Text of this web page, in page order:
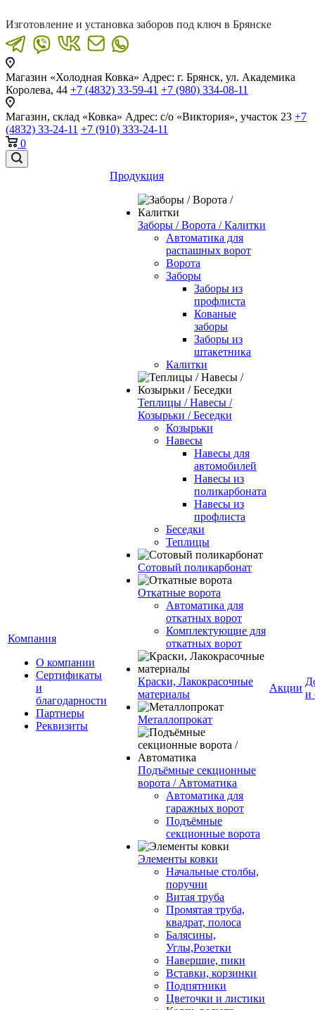
Изготовление и установка заборов под ключ в Брянске
Магазин «Холодная Ковка» Адрес: г. Брянск, ул. Академика
Королева, 44 +7 (4832) 33-59-41 +7 (980) 334-08-11
Магазин, склад «Ковка» Адрес: с/о «Виктория», участок 23 +7
(4832) 33-24-11 +7 (910) 333-24-11
0
Компания
О компании
Сертификаты
и
благодарности
Партнеры
Реквизиты
Продукция
Заборы / Ворота / Калитки
Автоматика для
распашных ворот
Ворота
Заборы
Заборы из
профлиста
Кованые
заборы
Заборы из
штакетника
Калитки
Теплицы / Навесы /
Козырьки / Беседки
Козырьки
Навесы
Навесы для
автомобилей
Навесы из
поликарбоната
Навесы из
профлиста
Беседки
Теплицы
Сотовый поликарбонат
Откатные ворота
Автоматика для
откатных ворот
Комплектующие для
откатных ворот
Краски, Лакокрасочные
материалы
Металлопрокат
Подъёмные секционные
ворота / Автоматика
Автоматика для
гаражных ворот
Подъёмные
секционные ворота
Элементы ковки
Начальные столбы,
поручни
Витая труба
Промятая труба,
квадрат, полоса
Балясины,
Углы,Розетки
Навершие, пики
Вставки, корзинки
Подпятники
Цветочки и листики
Акции
и